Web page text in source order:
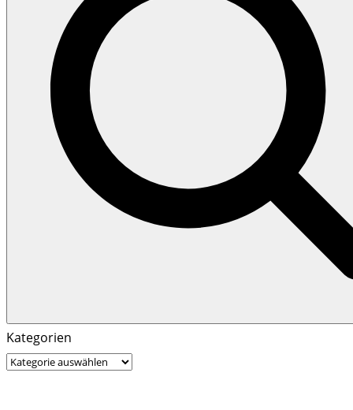
Search
Search
for:
Kategorien